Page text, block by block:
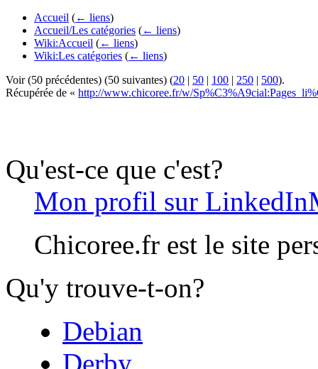
Accueil (← liens)
Accueil/Les catégories (← liens)
Wiki:Accueil (← liens)
Wiki:Les catégories (← liens)
Voir (50 précédentes) (50 suivantes) (20 | 50 | 100 | 250 | 500).
Récupérée de « http://www.chicoree.fr/w/
Qu'est-ce que c'est?
Mon profil sur LinkedIn
Chicoree.fr est le site
Qu'y trouve-t-on?
Debian
Derby